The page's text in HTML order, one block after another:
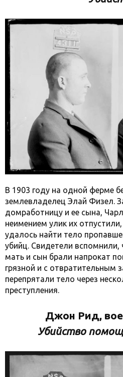
В 1903 году на одной ферме
землевладелец Элай Физел.
домработницу и ее сына,
неимением улик их
удалось найти тело
убийц. Свидетели вспомнили,
мать и сын брали напрокат
грязной и с отвратительным
перепрятали тело через
преступления.
Джон Рид,
Убийство